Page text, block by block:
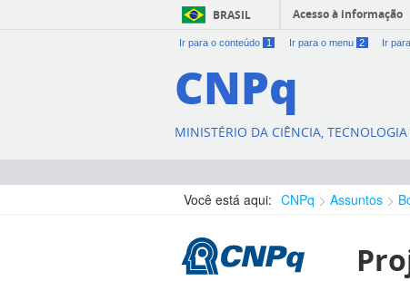
BRASIL Acesso à informação
Ir para o conteúdo 1 Ir para o menu 2 Ir
CNPq
MINISTÉRIO DA CIÊNCIA,
Você está aqui: CNPq Assuntos